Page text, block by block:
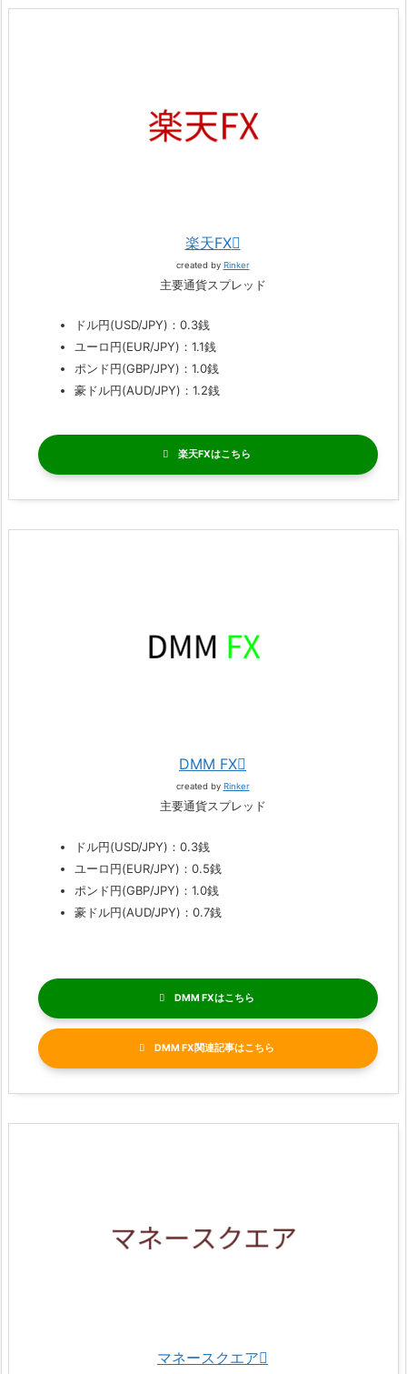
楽天FX
created by Rinker
主要通貨スプレッド
ドル円(USD/JPY)：0.3銭
ユーロ円(EUR/JPY)：1.1銭
ポンド円(GBP/JPY)：1.0銭
豪ドル円(AUD/JPY)：1.2銭
楽天FX
DMM FX
created by Rinker
主要通貨スプレッド
ドル円(USD/JPY)：0.3銭
ユーロ円(EUR/JPY)：0.5銭
ポンド円(GBP/JPY)：1.0銭
豪ドル円(AUD/JPY)：0.7銭
DMM FX
DMM FX関連記事
マネースクエア